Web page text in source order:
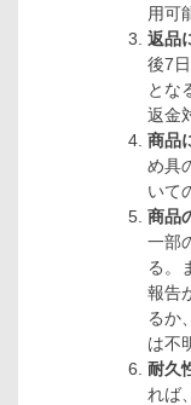
用可
返品
後7
とな
返金
商品
め具
いて
商品
一部
る。
報告
るか
は不
耐久
れば